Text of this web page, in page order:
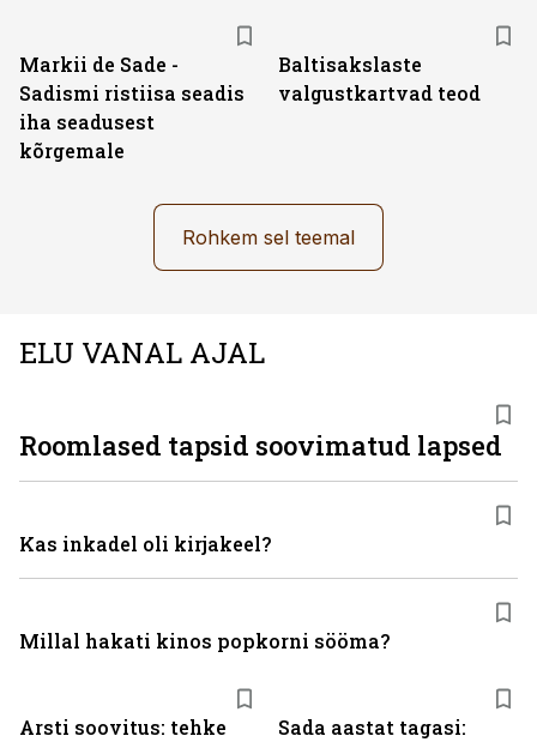
Markii de Sade -
Sadismi ristiisa seadis
iha seadusest
kõrgemale
Baltisakslaste
valgustkartvad teod
Rohkem sel teemal
ELU VANAL AJAL
Arsti soovitus: tehke
Sada aastat tagasi:
Roomlased tapsid soovimatud lapsed
Kas inkadel oli kirjakeel?
Millal hakati kinos popkorni sööma?